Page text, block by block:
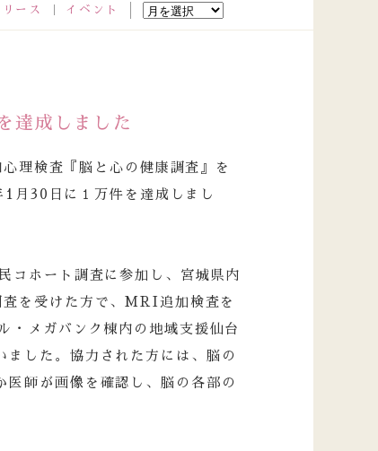
ース イベント
達成しました
検査『脳と心の健康調査』を
月30日に１万件を達成しまし
コホート調査に参加し、宮城県内
を受けた方で、MRI追加検査を
・メガバンク棟内の地域支援仙台
ました。協力された方には、脳の
医師が画像を確認し、脳の各部の